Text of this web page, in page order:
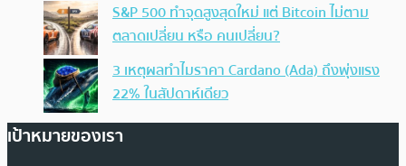
S&P 500 ทำจุดสูงสุดใหม่ แต่ Bitcoin ไม่ตาม
ตลาดเปลี่ยน หรือ คนเปลี่ยน?
3 เหตุผลทำไมราคา Cardano (Ada) ถึงพุ่งแรง
22% ในสัปดาห์เดียว
เป้าหมายของเรา